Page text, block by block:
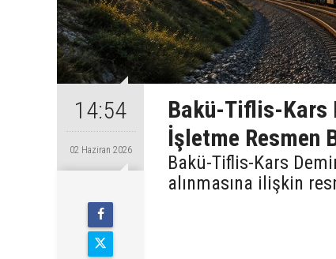
14:54
02 Haziran 2026
Bakü-Tiflis-Kars
İşletme Resmen
Bakü-Tiflis-Kars
alınmasına ilişkin